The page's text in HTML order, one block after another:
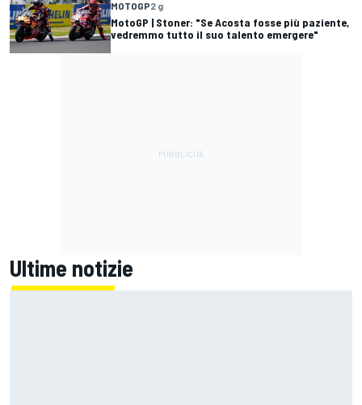
MOTOGP2 g
MotoGP | Stoner: "Se Acosta fosse più paziente,
vedremmo tutto il suo talento emergere"
Ultime notizie